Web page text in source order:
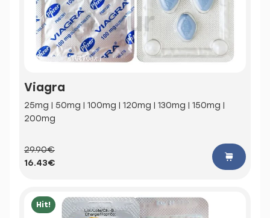
Viagra
25mg | 50mg | 100mg | 120mg | 130mg | 150mg |
200mg
29.90€
16.43€
Hit!